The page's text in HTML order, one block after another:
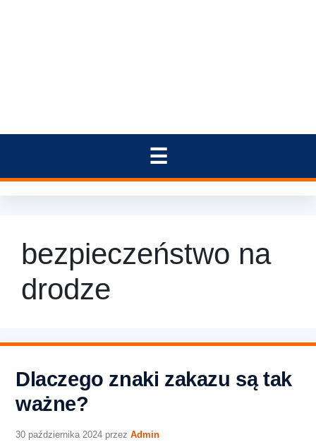
bezpieczeństwo na
drodze
Dlaczego znaki zakazu są tak
ważne?
30 października 2024 przez Admin